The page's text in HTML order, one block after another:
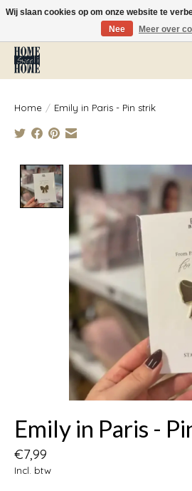
Vóór 14:00 besteld, dezelfde dag verzonden!
Home / Emily in Paris - Pin strik
Product image
Emily in Paris -
€7,99
Incl. btw
Wij slaan cookies op om onze website te
Nee
Meer over